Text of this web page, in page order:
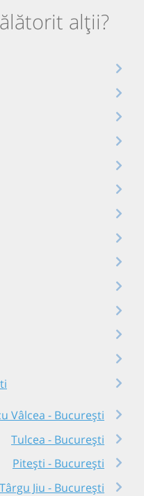
alții?
Vâlcea - București
Tulcea - București
Pitești - București
Târgu Jiu - București